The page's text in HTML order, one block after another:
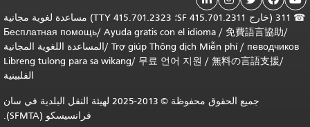
☎
311 (خارج SF 415.701.2311؛ TTY 415.701.2323) مساعدة لغوية مجانية
/
免費語言協助
/
Ayuda gratis con el idioma
/
Бесплатная помощь
певодчиков
/
Trợ giúp Thông dịch Miễn phí
/المساعدة اللغوية المجانية
/
無料の言語支援
/
무료 언어 지원
/
Libreng tulong para sa wikang
الفلبينية
جميع الحقوق محفوظة © 2013-2025 لهيئة النقل البلدية في سان
فرانسيسكو (SFMTA).